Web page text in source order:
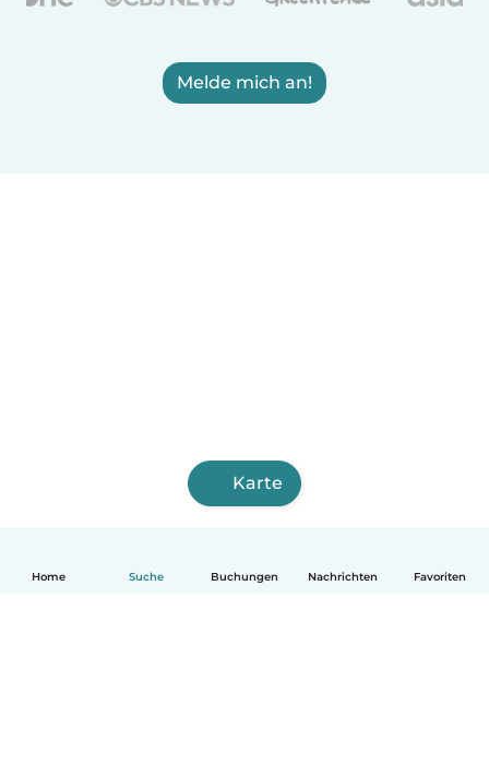
Home Suche Buchungen Nachrichten Favoriten
Melde mich an!
Karte